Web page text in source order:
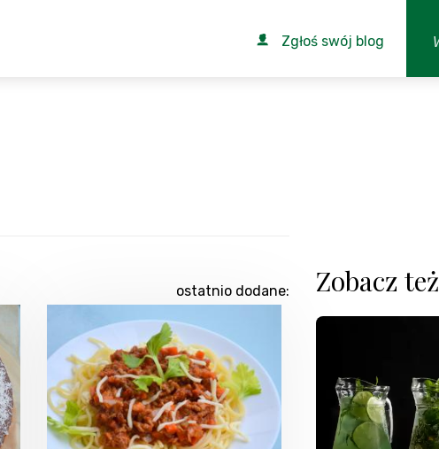
Zgłoś swój blog
ostatnio dodane: Zobacz też